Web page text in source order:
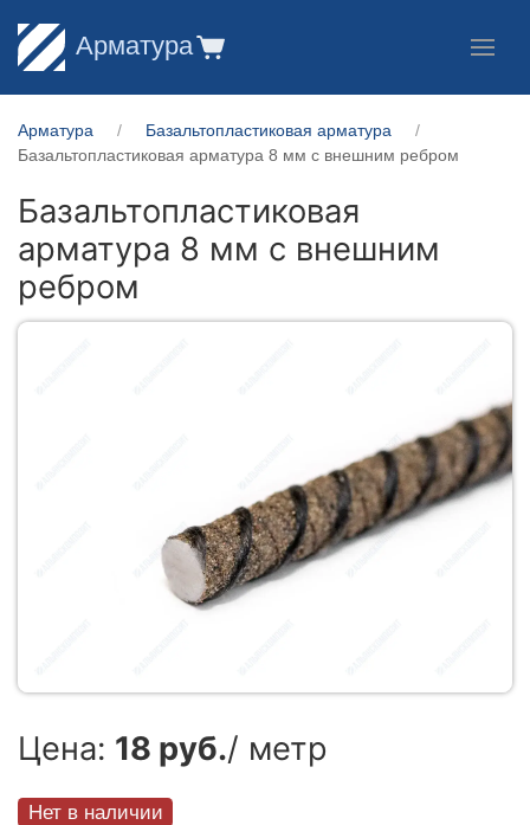
Арматура
Арматура
Базальтопластиковая арматура
Базальтопластиковая арматура 8 мм с внешним ребром
Базальтопластиковая
арматура 8 мм с внешним
ребром
Цена: 18 руб./ метр
Нет в наличии